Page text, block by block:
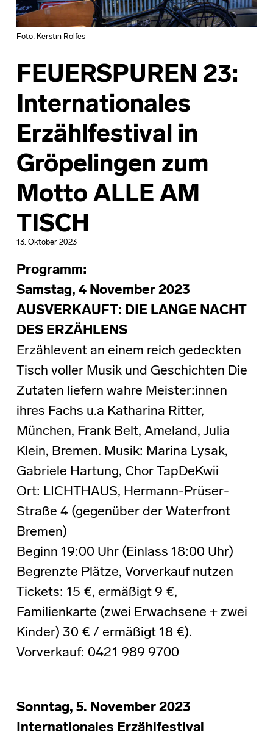
Foto: Kerstin Rolfes
FEUERSPUREN 23:
Internationales
Erzählfestival in
Gröpelingen zum
Motto ALLE AM
TISCH
13. Oktober 2023
Programm:
Samstag, 4 November 2023
AUSVERKAUFT: DIE LANGE NACHT
DES ERZÄHLENS
Erzählevent an einem reich gedeckten
Tisch voller Musik und Geschichten Die
Zutaten liefern wahre Meister:innen
ihres Fachs u.a Katharina Ritter,
München, Frank Belt, Ameland, Julia
Klein, Bremen. Musik: Marina Lysak,
Gabriele Hartung, Chor TapDeKwii
Ort: LICHTHAUS, Hermann-Prüser-
Straße 4 (gegenüber der Waterfront
Bremen)
Beginn 19:00 Uhr (Einlass 18:00 Uhr)
Begrenzte Plätze, Vorverkauf nutzen
Tickets: 15 €, ermäßigt 9 €,
Familienkarte (zwei Erwachsene + zwei
Kinder) 30 € / ermäßigt 18 €).
Vorverkauf: 0421 989 9700
Sonntag, 5. November 2023
Internationales Erzählfestival